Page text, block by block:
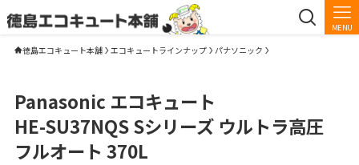
MENU
徳島エコキュート本舗 エコキュートラインナップ パナソニック
Panasonic エコキュート
HE-SU37NQS Sシリーズ ウルトラ高圧
フルオート 370L